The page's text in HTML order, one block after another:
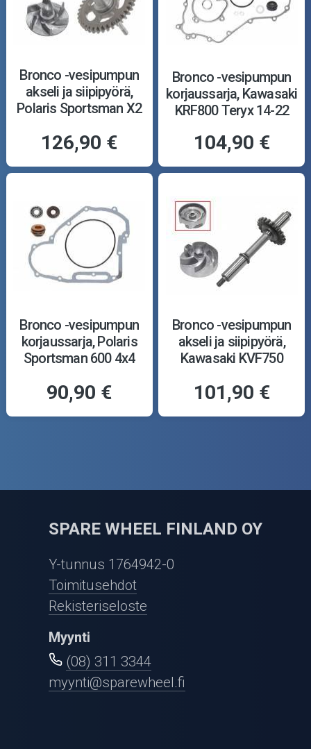
Bronco -vesipumpun
akseli ja siipipyörä,
Polaris Sportsman X2
126,90 €
Bronco -vesipumpun
korjaussarja, Kawasaki
KRF800 Teryx 14-22
104,90 €
Bronco -vesipumpun
korjaussarja, Polaris
Sportsman 600 4x4
90,90 €
Bronco -vesipumpun
akseli ja siipipyörä,
Kawasaki KVF750
101,90 €
SPARE WHEEL FINLAND OY
Y-tunnus 1764942-0
Toimitusehdot
Rekisteriseloste
Myynti
(08) 311 3344
myynti@sparewheel.fi